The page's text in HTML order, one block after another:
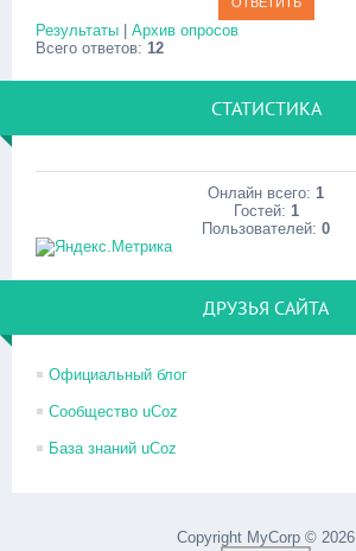
Результаты | Архив опросов
Всего ответов: 12
СТАТИСТИКА
Онлайн всего: 1
Гостей: 1
Пользователей: 0
ДРУЗЬЯ САЙТА
Официальный блог
Сообщество uCoz
База знаний uCoz
Copyright MyCorp © 2026